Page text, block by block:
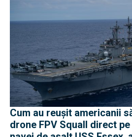
Cum au reușit americanii
drone FPV Squall direct